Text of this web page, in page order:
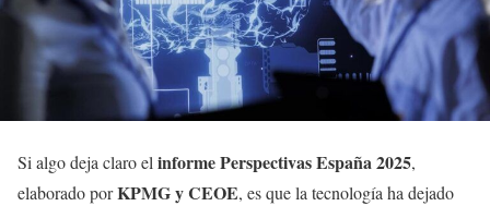
Si algo deja claro el informe Perspectivas España 2025,
elaborado porKPMG y CEOE, es que la tecnología ha dejado